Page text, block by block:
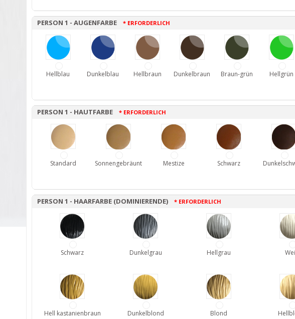
PERSON 1 - AUGENFARBE * ERFORDERLICH
Hellblau Dunkelblau Hellbraun Dunkelbraun Braun-grün Hellgrün
PERSON 1 - HAUTFARBE * ERFORDERLICH
Standard Sonnengebräunt Mestize Schwarz
PERSON 1 - HAARFARBE (DOMINIERENDE) * ERFORDERLICH
Schwarz Dunkelgrau Hellgrau
Hell kastanienbraun Dunkelblond Blond